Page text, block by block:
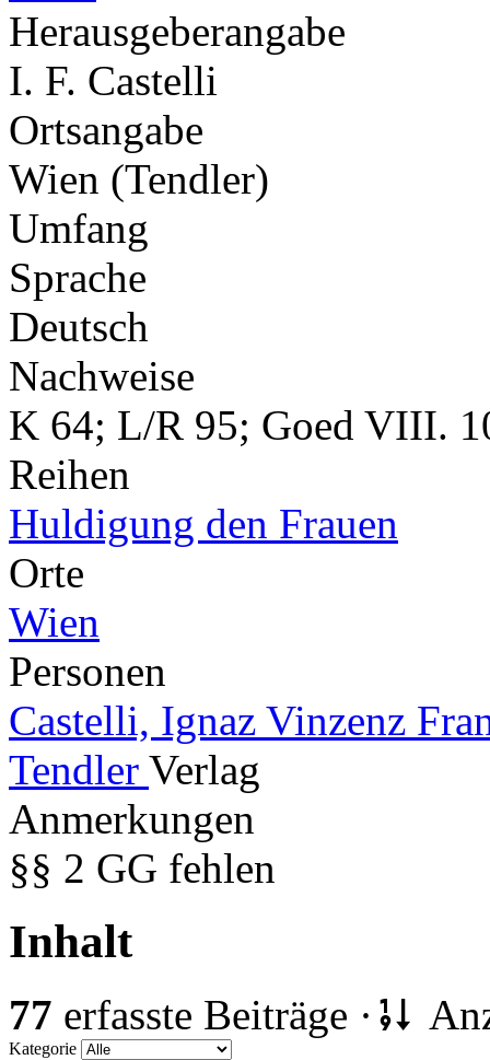
Herausgeberangabe
I. F. Castelli
Ortsangabe
Wien (Tendler)
Umfang
Sprache
Deutsch
Nachweise
K 64; L/R 95; Goed VIII.
Reihen
Huldigung den Frauen
Orte
Wien
Personen
Castelli, Ignaz Vinzenz
Tendler Verlag
Anmerkungen
§§ 2 GG fehlen
Inhalt
77 erfasste Beiträge ·
Kategorie